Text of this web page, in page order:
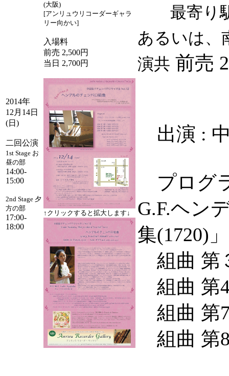
2014年
12月14日
(日)
二回公演
1st Stage お
昼の部
14:00-
15:00
2nd Stage 夕
方の部
17:00-
18:00
(大阪)
[アンリュウリコーダーギャラ
リー向かい]
入場料
前売 2,500円
当日 2,700円
↑クリックすると拡大します↓
最寄り駅
あるいは、
演共 前売
出演 :
プログ
G.F.ヘン
集(1720)
組曲 第
組曲 第4
組曲 第7
組曲 第8